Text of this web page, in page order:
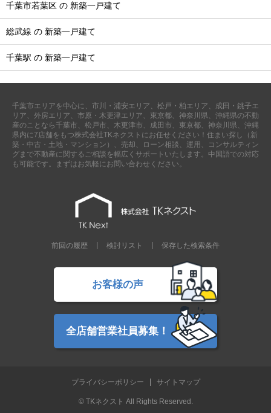
千葉市若葉区 の 新築一戸建て
総武線 の 新築一戸建て
千葉駅 の 新築一戸建て
千葉市エリアを中心に、市川・浦安エリア、松戸・柏エリア、成田・銚子エ
リア、外房エリア、市原・木更津エリア、東京都、神奈川県、沖縄県の不動
産のことなら千葉市、松戸市、木更津市、成田市、東京都、神奈川県、沖縄
県内に7店舗をもつ株式会社TKネクストにお任せください！住まい探し（新
築・中古・土地・マンション）、売却、ローン相談、運用、コンサルティン
グまで不動産に関するご相談を幅広くサポートいたします。中国語での対応
も可能です。まずはお気軽にお問い合わせください。
前回の履歴 検討リスト 保存した検索条件
お客様の声
全店舗営業社員募集！
プライバシーポリシー サイトマップ
© TKネクスト All Rights Reserved.